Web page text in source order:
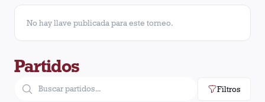
Juan Araujo 1
Roberto González
Salvador Calvente 1
No hay llave publicada para este torneo.
Partidos
Filtros